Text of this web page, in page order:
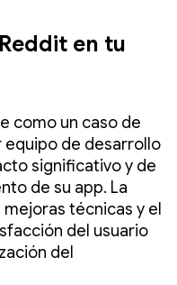
en tu
como un caso de
de desarrollo
significativo y de
de su app. La
técnicas y el
del usuario
del